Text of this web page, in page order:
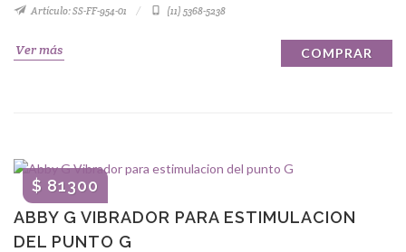
Artículo: SS-FF-954-01 (11) 5368-5238
Ver más COMPRAR
ABBY G VIBRADOR PARA ESTIMULACION
DEL PUNTO G
$ 81300